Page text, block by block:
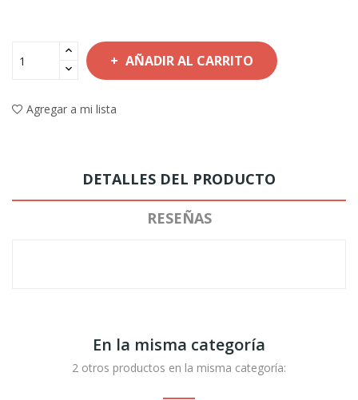
AÑADIR AL CARRITO
Agregar a mi lista
DETALLES DEL PRODUCTO
RESEÑAS
En la misma categoría
2 otros productos en la misma categoría: